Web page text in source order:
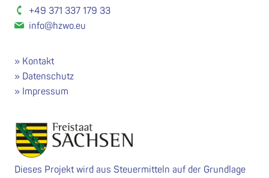
+49 371 337 179 33
info@hzwo.eu
Kontakt
Datenschutz
Impressum
Dieses Projekt wird aus Steuermitteln auf der Grundlage